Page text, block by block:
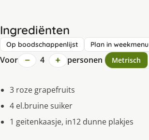
Ingrediënten
Op boodschappenlijst Plan in weekmenu
Voor − 4 + personen Metrisch
3 roze grapefruits
4 el.bruine suiker
1 geitenkaasje, in12 dunne plakjes